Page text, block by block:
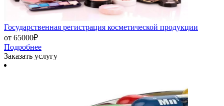
Государственная регистрация косметической продукции
от 65000₽
Подробнее
Заказать услугу